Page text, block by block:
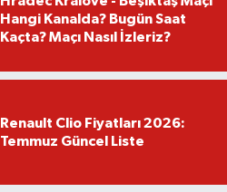
Hangi Kanalda? Bugün Saat
Kaçta? Maçı Nasıl İzleriz?
Renault Clio Fiyatları 2026:
Temmuz Güncel Liste